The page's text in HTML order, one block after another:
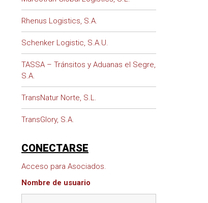
Rhenus Logistics, S.A.
Schenker Logistic, S.A.U.
TASSA – Tránsitos y Aduanas el Segre,
S.A.
TransNatur Norte, S.L.
TransGlory, S.A.
CONECTARSE
Acceso para Asociados.
Nombre de usuario